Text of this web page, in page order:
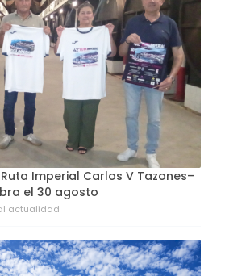
Imperial Carlos V Tazones–
el 30 agosto
actualidad